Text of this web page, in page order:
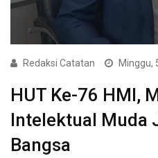
Redaksi Catatan Minggu,
HUT Ke-76 HMI,
Intelektual Muda
Bangsa